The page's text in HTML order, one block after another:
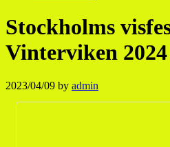
Stockholms
Vinterviken 2024
2023/04/09 by admin